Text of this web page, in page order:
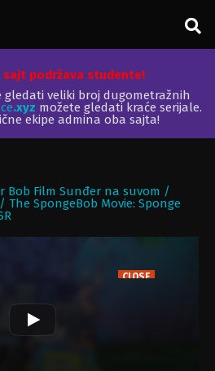
sajt podržava studente!
gledati veliki broj dugometražnih
.xyz možete gledati kraće serijale.
ekipe admina oba sajta!
Bob Film Sunđer na suvom /
SpongeBob Movie: Sponge
CLOSE